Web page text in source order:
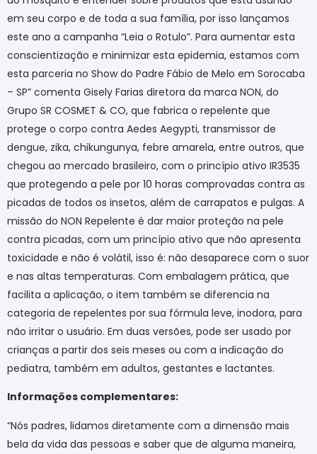
em seu corpo e de toda a sua família, por isso lançamos
este ano a campanha “Leia o Rotulo”. Para aumentar esta
conscientização e minimizar esta epidemia, estamos com
esta parceria no Show do Padre Fábio de Melo em Sorocaba
– SP” comenta Gisely Farias diretora da marca NON, do
Grupo SR COSMET & CO, que fabrica o repelente que
protege o corpo contra Aedes Aegypti, transmissor de
dengue, zika, chikungunya, febre amarela, entre outros, que
chegou ao mercado brasileiro, com o princípio ativo IR3535
que protegendo a pele por 10 horas comprovadas contra as
picadas de todos os insetos, além de carrapatos e pulgas. A
missão do NON Repelente é dar maior proteção na pele
contra picadas, com um princípio ativo que não apresenta
toxicidade e não é volátil, isso é: não desaparece com o suor
e nas altas temperaturas. Com embalagem prática, que
facilita a aplicação, o item também se diferencia na
categoria de repelentes por sua fórmula leve, inodora, para
não irritar o usuário. Em duas versões, pode ser usado por
crianças a partir dos seis meses ou com a indicação do
pediatra, também em adultos, gestantes e lactantes.
Informações complementares:
“Nós padres, lidamos diretamente com a dimensão mais
bela da vida das pessoas e saber que de alguma maneira,